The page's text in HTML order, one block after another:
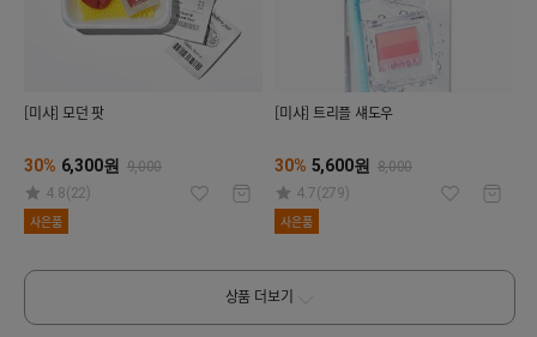
[미샤] 모던 팟
30% 6,300원
9,000
4.8(22)
사은품
[미샤] 트리플 섀도우
30% 5,600원
8,000
4.7(279)
사은품
상품 더보기